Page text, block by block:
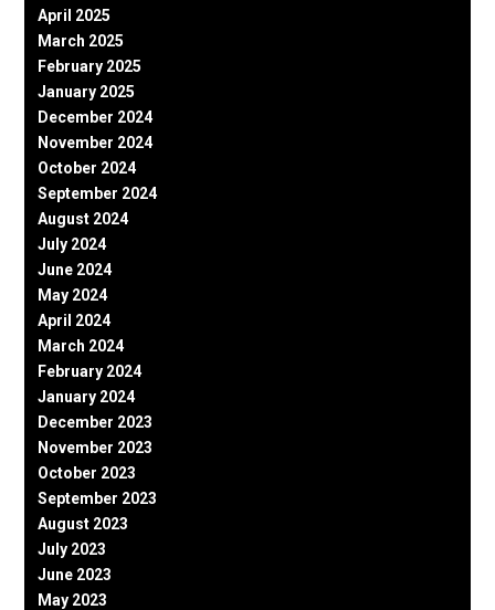
April 2025
March 2025
February 2025
January 2025
December 2024
November 2024
October 2024
September 2024
August 2024
July 2024
June 2024
May 2024
April 2024
March 2024
February 2024
January 2024
December 2023
November 2023
October 2023
September 2023
August 2023
July 2023
June 2023
May 2023